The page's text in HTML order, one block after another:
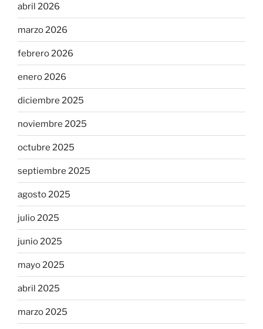
abril 2026
marzo 2026
febrero 2026
enero 2026
diciembre 2025
noviembre 2025
octubre 2025
septiembre 2025
agosto 2025
julio 2025
junio 2025
mayo 2025
abril 2025
marzo 2025